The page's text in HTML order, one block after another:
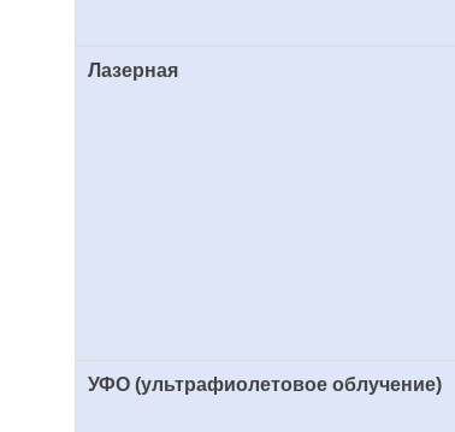
Лазерная
УФО (ультрафиолетовое облучение)